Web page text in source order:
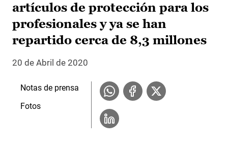
artículos de protección para los
profesionales y ya se han
repartido cerca de 8,3 millones
20 de Abril de 2020
Notas de prensa
Fotos